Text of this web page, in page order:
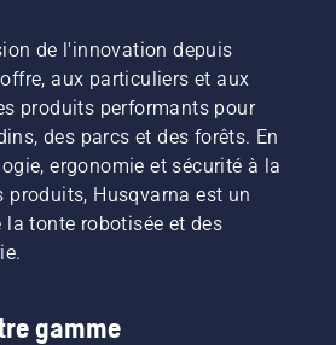
de l'innovation depuis
aux particuliers et aux
produits performants pour
des parcs et des forêts. En
ergonomie et sécurité à la
produits, Husqvarna est un
la tonte robotisée et des
gamme